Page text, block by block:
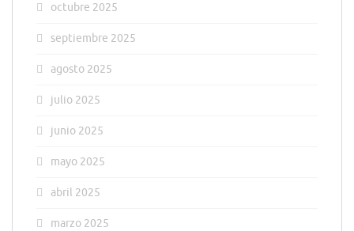
octubre 2025
septiembre 2025
agosto 2025
julio 2025
junio 2025
mayo 2025
abril 2025
marzo 2025